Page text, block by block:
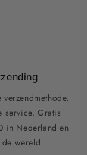
service. Gratis
in Nederland en
wereld.